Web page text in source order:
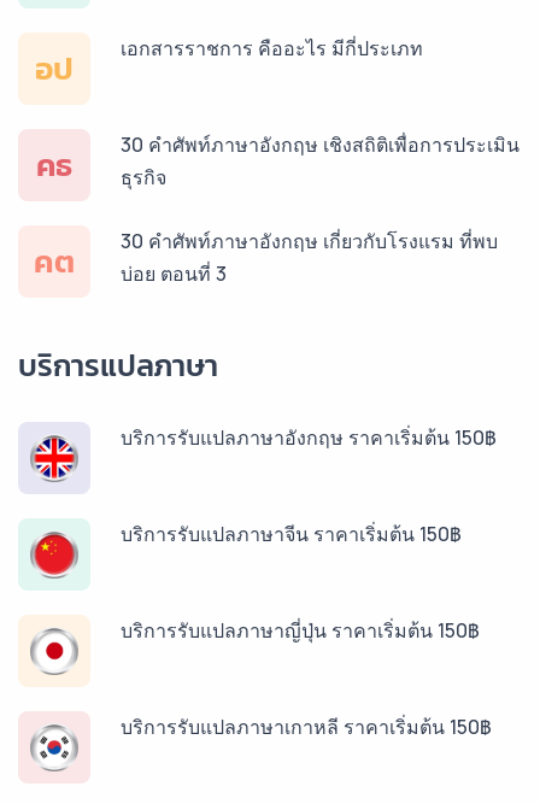
อป เอกสารราชการ คืออะไร มีกี่ประเภท
คธ
30 คำศัพท์ภาษาอังกฤษ เชิงสถิติเพื่อการประเมิน
ธุรกิจ
คต
30 คำศัพท์ภาษาอังกฤษ เกี่ยวกับโรงแรม ที่พบ
บ่อย ตอนที่ 3
บริการแปลภาษา
บริการรับแปลภาษาอังกฤษ ราคาเริ่มต้น 150฿
บริการรับแปลภาษาจีน ราคาเริ่มต้น 150฿
บริการรับแปลภาษาญี่ปุ่น ราคาเริ่มต้น 150฿
บริการรับแปลภาษาเกาหลี ราคาเริ่มต้น 150฿